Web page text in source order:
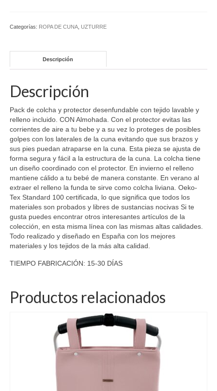
Categorías: ROPA DE CUNA UZTURRE
Descripción
Descripción
Pack de colcha y protector desenfundable con tejido lavable y
relleno incluido. CON Almohada. Con el protector evitas las
corrientes de aire a tu bebe y a su vez lo proteges de posibles
golpes con los laterales de la cuna evitando que sus brazos y
sus pies puedan atraparse en la cuna. Esta pieza se ajusta de
forma segura y fácil a la estructura de la cuna. La colcha tiene
un diseño coordinado con el protector. En invierno el relleno
mantiene cálido a tu bebé de manera constante. En verano al
extraer el relleno la funda te sirve como colcha liviana. Oeko-
Tex Standard 100 certificada, lo que significa que todos los
materiales son probados y libres de sustancias nocivas Si te
gusta puedes encontrar otros interesantes artículos de la
colección, en esta misma línea con las mismas altas calidades.
Todo realizado y diseñado en España con los mejores
materiales y los tejidos de la más alta calidad.
TIEMPO FABRICACIÓN: 15-30 DÍAS
Productos relacionados